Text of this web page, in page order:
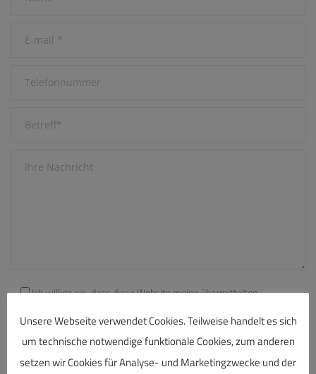
Ich willige ein, dass diese Website meine übermittelten
werden kann.
Unsere Webseite verwendet Cookies. Teilweise handelt es sich
um technische notwendige funktionale Cookies, zum anderen
setzen wir Cookies für Analyse- und Marketingzwecke und der